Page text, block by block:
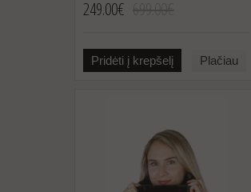
249.00€
Pridėti į krepšelį Plačiau